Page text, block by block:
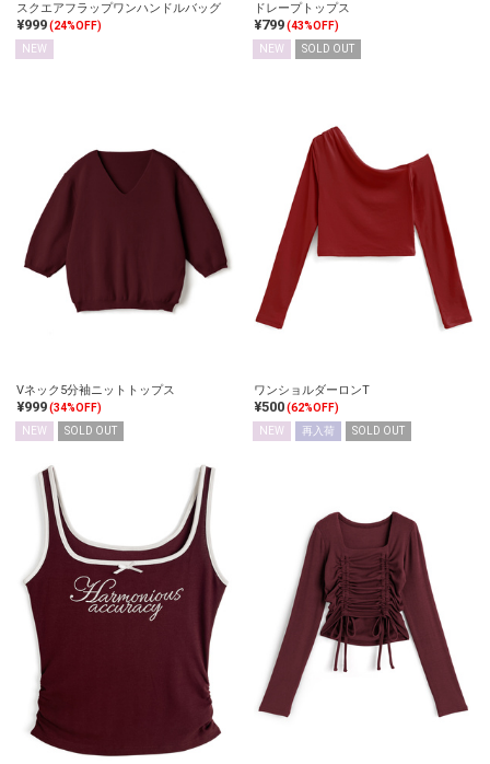
スクエアフラップワンハンドルバッグ
¥999(24%OFF)
NEW
ドレープトップス
¥799(43%OFF)
NEW
SOLD OUT
Vネック5分袖ニットトップス
¥999(34%OFF)
NEW
SOLD OUT
ワンショルダーロンT
¥500(62%OFF)
NEW
再入荷 SOLD OUT